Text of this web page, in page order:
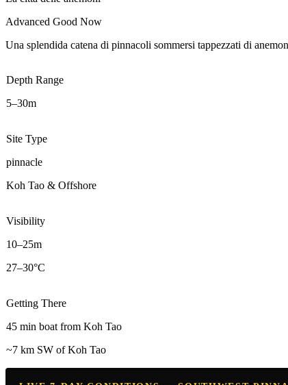
Advanced Good Now
Una splendida catena di pinnacoli sommersi tappezzati di
Depth Range
5–30m
Site Type
pinnacle
Koh Tao & Offshore
Visibility
10–25m
27–30°C
Getting There
45 min boat from Koh Tao
~7 km SW of Koh Tao